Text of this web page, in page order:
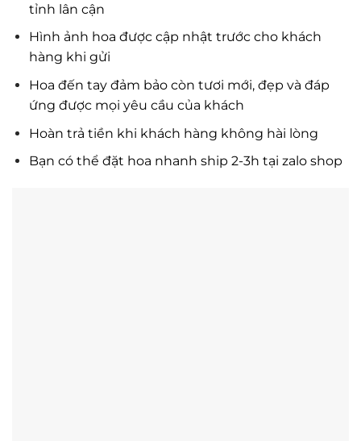
tỉnh lân cận
Hình ảnh hoa được cập nhật trước cho khách
hàng khi gửi
Hoa đến tay đảm bảo còn tươi mới, đẹp và đáp
ứng được mọi yêu cầu của khách
Hoàn trả tiền khi khách hàng không hài lòng
Bạn có thể đặt hoa nhanh ship 2-3h tại zalo shop